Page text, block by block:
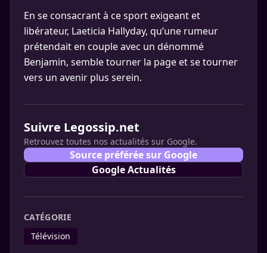
En se consacrant à ce sport exigeant et
libérateur, Laeticia Hallyday, qu’une rumeur
prétendait en couple avec un dénommé
Benjamin, semble tourner la page et se tourner
vers un avenir plus serein.
Suivre Legossip.net
Retrouvez toutes nos actualités sur Google.
Source préférée sur Google
Google Actualités
CATÉGORIE
Télévision